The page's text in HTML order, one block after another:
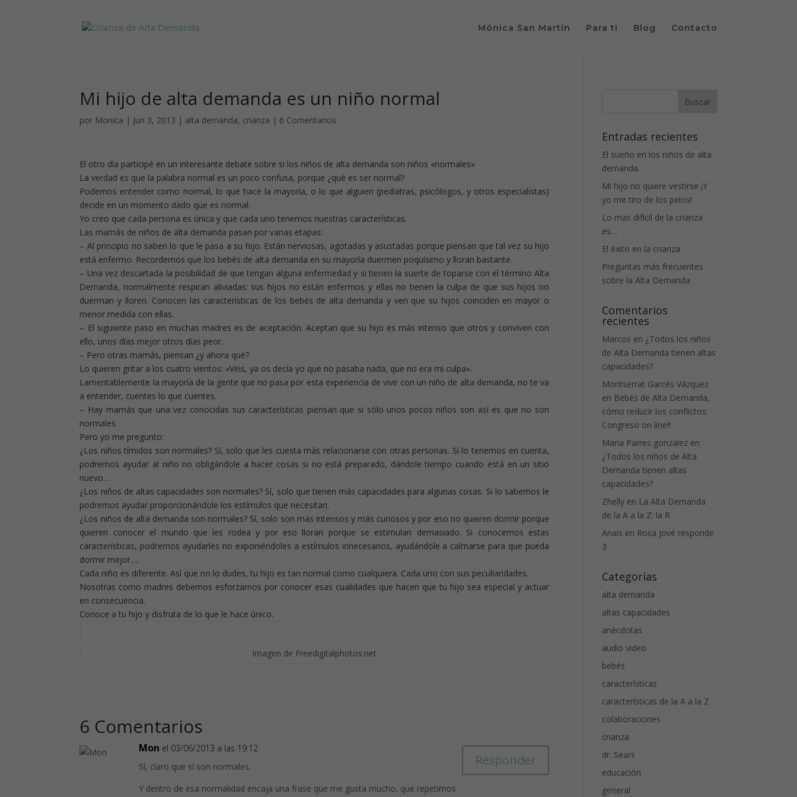
Mónica San Martín Para ti Blog Contacto
Mi hijo de alta demanda es un niño normal
por Monica | Jun 3, 2013 | alta demanda, crianza | 6 Comentarios
El otro día participé en un interesante debate sobre si los niños de alta demanda son niños «normales»
La verdad es que la palabra normal es un poco confusa, porque ¿qué es ser normal?
Podemos entender como normal, lo que hace la mayoría, o lo que alguien (pediatras, psicólogos, y otros especialistas)
decide en un momento dado que es normal.
Yo creo que cada persona es única y que cada uno tenemos nuestras características.
Las mamás de niños de alta demanda pasan por varias etapas:
– Al principio no saben lo que le pasa a su hijo. Están nerviosas, agotadas y asustadas porque piensan que tal vez su hijo
está enfermo. Recordemos que los bebés de alta demanda en su mayoría duermen poquísimo y lloran bastante.
– Una vez descartada la posibilidad de que tengan alguna enfermedad y si tienen la suerte de toparse con el término Alta
Demanda, normalmente respiran aliviadas: sus hijos no están enfermos y ellas no tienen la culpa de que sus hijos no
duerman y lloren. Conocen las características de los bebés de alta demanda y ven que su hijos coinciden en mayor o
menor medida con ellas.
– El siguiente paso en muchas madres es de aceptación. Aceptan que su hijo es más intenso que otros y conviven con
ello, unos días mejor otros días peor.
– Pero otras mamás, piensan ¿y ahora qué?
Lo quieren gritar a los cuatro vientos: «Veis, ya os decía yo que no pasaba nada, que no era mi culpa».
Lamentablemente la mayoría de la gente que no pasa por esta experiencia de vivir con un niño de alta demanda, no te va
a entender, cuentes lo que cuentes.
– Hay mamás que una vez conocidas sus características piensan que si sólo unos pocos niños son así es que no son
normales.
Pero yo me pregunto:
¿Los niños tímidos son normales? Sí, solo que les cuesta más relacionarse con otras personas. Si lo tenemos en cuenta,
podremos ayudar al niño no obligándole a hacer cosas si no está preparado, dándole tiempo cuando está en un sitio
nuevo…
¿Los niños de altas capacidades son normales? Sí, solo que tienen más capacidades para algunas cosas. Si lo sabemos le
podremos ayudar proporcionándole los estímulos que necesitan.
¿Los niños de alta demanda son normales? Sí, solo son más intensos y más curiosos y por eso no quieren dormir porque
quieren conocer el mundo que les rodea y por eso lloran porque se estimulan demasiado. Si conocemos estas
características, podremos ayudarles no exponiéndoles a estímulos innecesarios, ayudándole a calmarse para que pueda
dormir mejor….
Cada niño es diferente.Así que no lo dudes, tu hijo es tan normal como cualquiera. Cada uno con sus peculiaridades.
Nosotras como madres debemos esforzarnos por conocer esas cualidades que hacen que tu hijo sea especial y actuar
en consecuencia.
Conoce a tu hijo y disfruta de lo que le hace único.
Imagen de Freedigitalphotos.net
6 Comentarios
Mon el 03/06/2013 a las 19:12
Sí, claro que sí son normales.
Y dentro de esa normalidad encaja una frase que me gusta mucho, que repetimos
Responder
Entradas recientes
El sueño en los niños de alta
demanda.
Mi hijo no quiere vestirse ¡Y
yo me tiro de los pelos!
Lo mas difícil de la crianza
es…
El éxito en la crianza
Preguntas más frecuentes
sobre la Alta Demanda
Comentarios
recientes
Marcos en ¿Todos los niños
de Alta Demanda tienen altas
capacidades?
Montserrat Garcés Vázquez
en Bebés de Alta Demanda,
cómo reducir los conflictos:
Congreso on line!!
Maria Parres gonzalez en
¿Todos los niños de Alta
Demanda tienen altas
capacidades?
Zhelly en La Alta Demanda
de la A a la Z: la R
Anais en Rosa Jové responde
3
Categorías
alta demanda
altas capacidades
anécdotas
audio video
bebés
características
características de la A a la Z
colaboraciones
crianza
dr. Sears
educación
general